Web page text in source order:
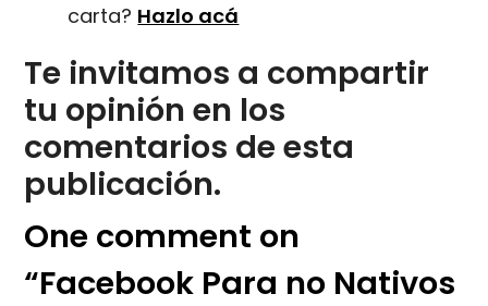
carta? Hazlo acá
Te invitamos a compartir
tu opinión en los
comentarios de esta
publicación.
One comment on
“Facebook Para no Nativos